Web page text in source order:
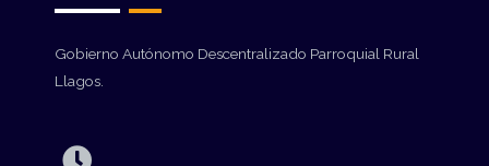
Gobierno Autónomo Descentralizado Parroquial Rural
Llagos.